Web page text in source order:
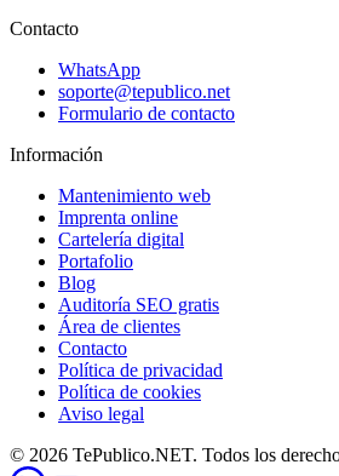
Contacto
WhatsApp
soporte@tepublico.net
Formulario de contacto
Información
Mantenimiento web
Imprenta online
Cartelería digital
Portafolio
Blog
Auditoría SEO gratis
Área de clientes
Contacto
Política de privacidad
Política de cookies
Aviso legal
© 2026 TePublico.NET. Todos los